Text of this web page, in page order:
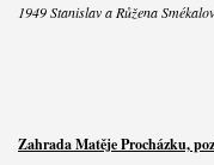
1949 Stanislav a Růžena
Zahrada Matěje Procházku,